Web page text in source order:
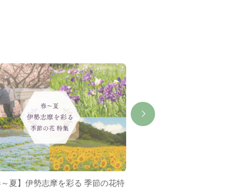
～夏】伊勢志摩を彩る 季節の花特